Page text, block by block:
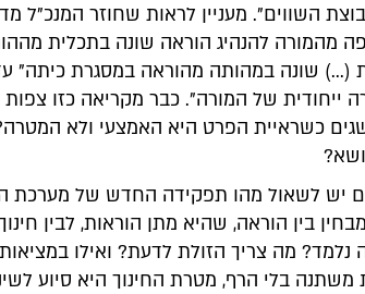
השווים". מעניין לראות שחוזר המנכ"ל
מהמורה להנהיג הוראה שונה בתכלית
(...) שונה במהותה מהוראה במסגרת כיתה"
ייחודית של המורה". כבר מקריאה כזו צפות
כשראיית הפרט היא האמצעי ולא
יש לשאול מהו תפקידה החדש של מערכת
בין הוראה, שהיא מתן הוראות, לבין
מה צריך הזולת לדעת? ואילו
משתנה בלי הרף, מטרת החינוך היא סיוע